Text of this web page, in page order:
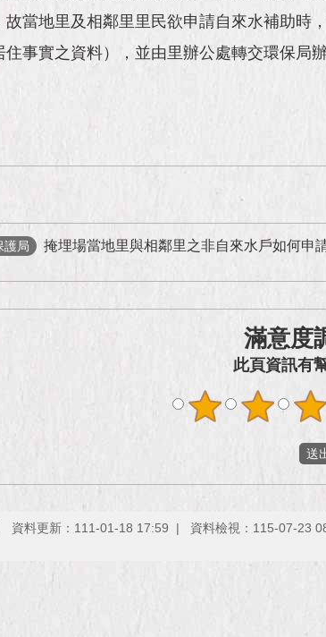
當地里及相鄰里里民欲申請自來水補助時
事實之資料），並由里辦公處轉交環保
護局 掩埋場當地里與相鄰里之非自來水戶如何申
滿意度
此頁資訊有
資料更新：111-01-18 17:59 資料檢視：115-07-23